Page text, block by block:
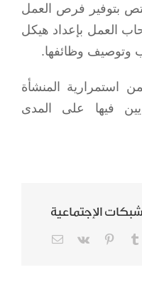
بتوفير فرص العمل
العمل بإعداد هيكل
وتوصيف وظائفها.
استمرارية المنشأة
فيها على المدى
الإجتماعية
Tumblr
Pinterest
Vk
Email